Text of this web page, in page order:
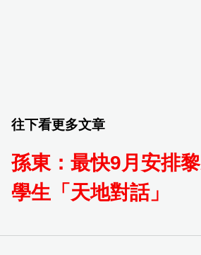
往下看更多文章
孫東：最快9月安排
學生「天地對話」